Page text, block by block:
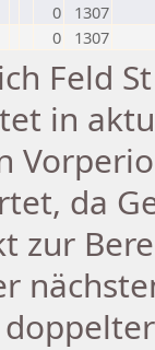
0
1307
0 1307
Feld
in
da
zur